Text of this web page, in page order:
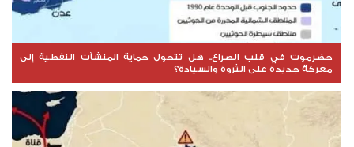
حضرموت في قلب الصراع.. هل تتحول حماية المنشآت النفطية إلى
معركة جديدة على الثروة والسيادة؟